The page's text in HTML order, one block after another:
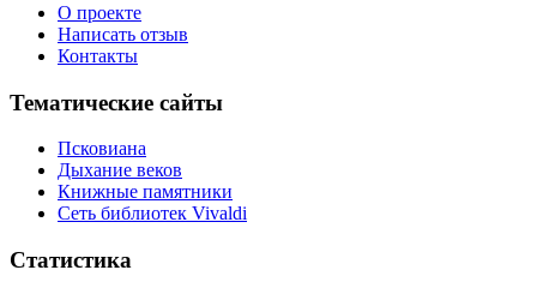
О проекте
Написать отзыв
Контакты
Тематические сайты
Псковиана
Дыхание веков
Книжные памятники
Сеть библиотек Vivaldi
Статистика